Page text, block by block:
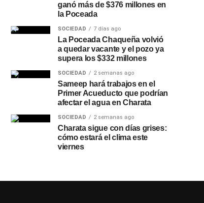
ganó más de $376 millones en
la Poceada
SOCIEDAD 7 días ago
La Poceada Chaqueña volvió
a quedar vacante y el pozo ya
supera los $332 millones
SOCIEDAD 2 semanas ago
Sameep hará trabajos en el
Primer Acueducto que podrían
afectar el agua en Charata
SOCIEDAD 2 semanas ago
Charata sigue con días grises:
cómo estará el clima este
viernes